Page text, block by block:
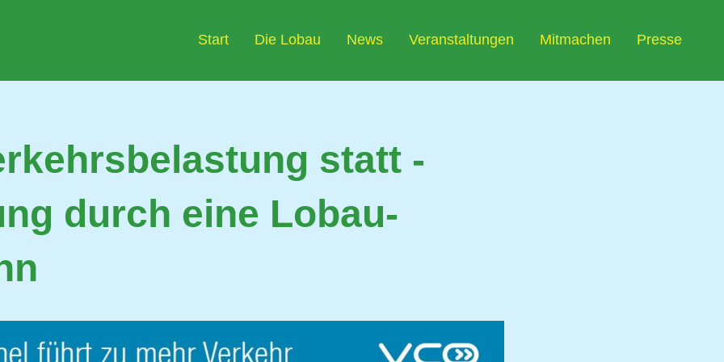
Start Die Lobau News Veranstaltungen Mitmachen Presse
statt -
durch eine Lobau-